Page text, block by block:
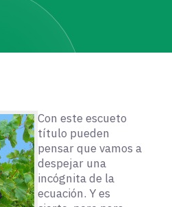
Con este escueto
título pueden
pensar que vamos a
despejar una
incógnita de la
ecuación. Y es